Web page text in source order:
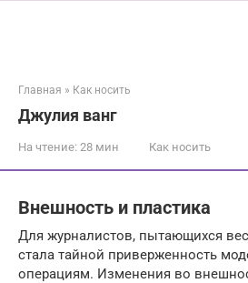
Главная » Как носить
Джулия ванг
На чтение: 28 мин Как носить
Внешность и пластика
Для журналистов, пытающихся
стала тайной приверженность
операциям. Изменения во